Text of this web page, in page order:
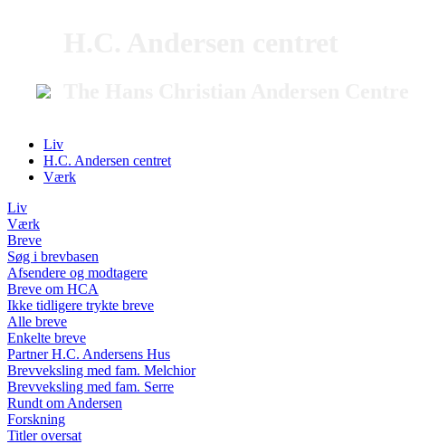
Liv
H.C. Andersen centret
Værk
Liv
Værk
Breve
Søg i brevbasen
Afsendere og modtagere
Breve om HCA
Ikke tidligere trykte breve
Alle breve
Enkelte breve
Partner H.C. Andersens Hus
Brevveksling med fam. Melchior
Brevveksling med fam. Serre
Rundt om Andersen
Forskning
Titler oversat